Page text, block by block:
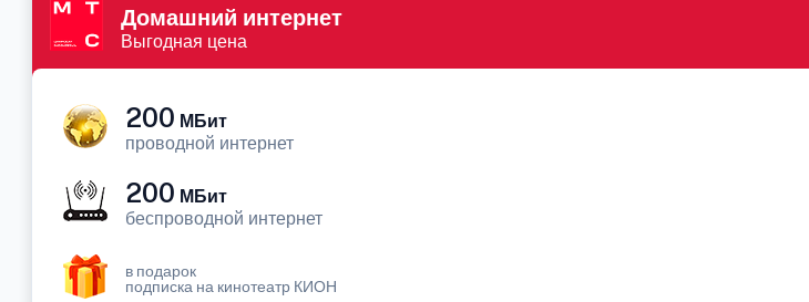
Домашний интернет
Выгодная цена
200 МБит
проводной интернет
200 МБит
беспроводной интернет
в подарок
подписка на кинотеатр КИОН